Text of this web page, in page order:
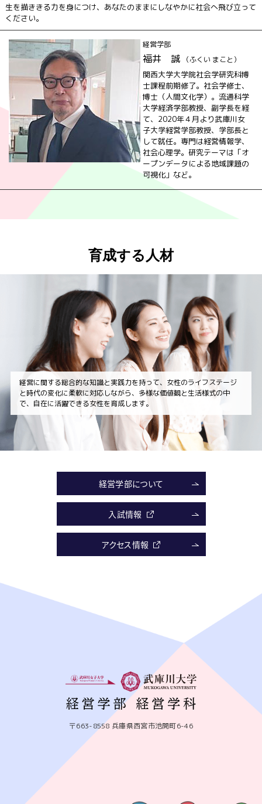
生を描ききる力を身につけ、あなたのままにしなやかに社会へ飛び立って
ください。
経営学部
福井 誠 （ふくい まこと）
関西大学大学院社会学研究科博
士課程前期修了。社会学修士、
博士（人間文化学）。流通科学
大学経済学部教授、副学長を経
て、2020年４月より武庫川女
子大学経営学部教授、学部長と
して就任。専門は経営情報学、
社会心理学。研究テーマは「オ
ープンデータによる地域課題の
可視化」など。
育成する人材
経営に関する総合的な知識と実践力を持って、女性のライフステージ
と時代の変化に柔軟に対応しながら、多様な価値観と生活様式の中
で、自在に活躍できる女性を育成します。
経営学部について
入試情報
アクセス情報
〒663-8558 兵庫県西宮市池開町6-46